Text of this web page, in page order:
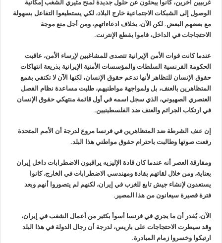
غربيين آخرين، كانوا يبحثون عن حلول جديدة لمنح مثيري الشغب إمكانية
الوصول إلى الشبكات الاجتماعية خارج البلاد، لكي يستطيعوا التفاعل بسهولة
مع بعضهم البعض. لكن الآن، بخلاف ادعاءاتهم، ومن أجل منع موجة
الاحتجاجات في الداخل، قاموا بقطع الإنترنت.
عندما كانت قوات الأمن الإيرانية تتصدى للمشاغبين لإرساء الأمن، عاقبت
الحكومة الفرنسية السلطات والمؤسسات الأمنية الإيرانية بذريعة انتهاكات
حقوق الإنسان للتظاهر لأنها تدعم حقوق الإنسان، لكنها الآن لا تكتفي بقمع
المتظاهرين بالعنف، بل ولمواجهة مواطنيهم، طلبت مساعدة نظام الفصل
العنصري الصهيوني، الذي سجل اسمه في أول قائمة منتهكي حقوق الإنسان
في ارتكاب الجرائم والعنف ضد الفلسطينيين.
إن عنف الشرطة ضد المتظاهرين في فرنسا مروع لدرجة أن الأمم المتحدة
رفعت صوتها وطالبت باحترام حقوق مواطني هذا البلد.
ومفارقة العصر أنه عندما كان قادة الإليزيه يراقبون الاضطرابات داخل إيران
بعناية، ومن خلال لقائهم بقادة ومهندسي الاضطرابات في الخارج، كانوا
يستعدون لإنشاء جيش تابع للغرب في إيران، لكنهم لم يتصوروا أنهم وبعد
فترة قصيرة سيعانون من هذا المصير.
الآن، يُقدر أن ما يجري في فرنسا أسوأ بكثير من أعمال الشغب في إيران،
وقد سيطرت الاحتجاجات على باريس، لدرجة أن رجال الدولة في هذا البلد
ارتبكوا وخسروا زمام المبادرة.